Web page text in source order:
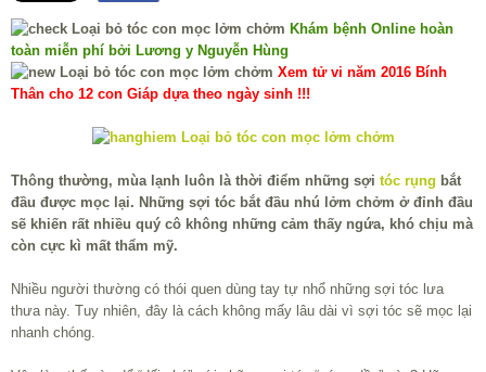
Khám bệnh Online hoàn
toàn miễn phí bởi Lương y Nguyễn Hùng
Xem tử vi năm 2016 Bính
Thân cho 12 con Giáp dựa theo ngày sinh !!!
Thông thường, mùa lạnh luôn là thời điểm những sợi tóc rụng bắt
đầu được mọc lại. Những sợi tóc bắt đầu nhú lởm chởm ở đỉnh đầu
sẽ khiến rất nhiều quý cô không những cảm thấy ngứa, khó chịu mà
còn cực kì mất thẩm mỹ.
Nhiều người thường có thói quen dùng tay tự nhổ những sợi tóc lưa
thưa này. Tuy nhiên, đây là cách không mấy lâu dài vì sợi tóc sẽ mọc lại
nhanh chóng.